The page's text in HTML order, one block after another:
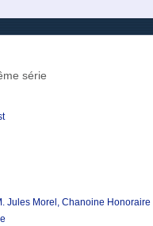
série
Jules Morel, Chanoine